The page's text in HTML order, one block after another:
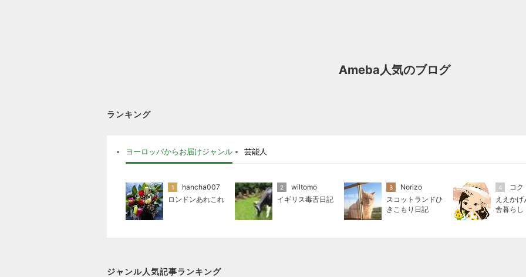
Ameba人気のブログ
ランキング
ヨーロッパからお届けジャンル 芸能人
1
hancha007
ロンドンあれこれ
2
wiltomo
イギリス毒舌日記
3
Norizo
スコットランドひ
きこもり日記
4
コク
ええかげ
舎暮らし
ジャンル人気記事ランキング